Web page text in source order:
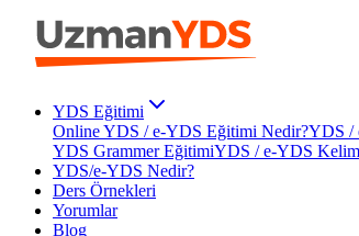
YDS Eğitimi
Online YDS / e-YDS Eğitimi Nedir?YDS /
YDS Grammer EğitimiYDS / e-YDS
YDS/e-YDS Nedir?
Ders Örnekleri
Yorumlar
Blog